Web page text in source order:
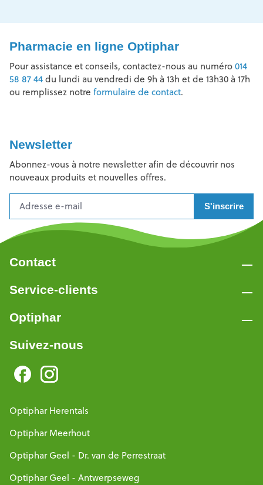
Pharmacie en ligne Optiphar
Pour assistance et conseils, contactez-nous au numéro014
58 87 44du lundi au vendredi de 9h à 13h et de 13h30 à 17h
ou remplissez notre formulaire de contact.
Newsletter
Abonnez-vous à notre newsletter afin de découvrir nos
nouveaux produits et nouvelles offres.
S'inscrire
Contact
Service-clients
Optiphar
Suivez-nous
Optiphar Herentals
Optiphar Meerhout
Optiphar Geel - Dr. van de Perrestraat
Optiphar Geel - Antwerpseweg